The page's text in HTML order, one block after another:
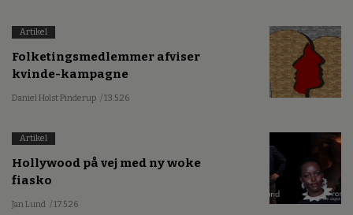
Artikel
Folketingsmedlemmer afviser
kvinde-kampagne
Daniel Holst Pinderup / 13.5.26
Artikel
Hollywood på vej med ny woke
fiasko
Jan Lund / 17.5.26